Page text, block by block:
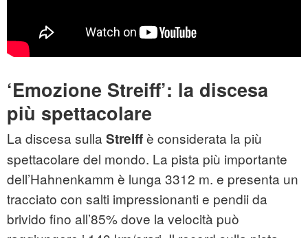
‘Emozione Streiff’: la discesa
più spettacolare
La discesa sulla Streiffè considerata la più
spettacolare del mondo. La pista più importante
dell’Hahnenkamm è lunga 3312 m. e presenta un
tracciato con salti impressionanti e pendii da
brivido fino all’85% dove la velocità può